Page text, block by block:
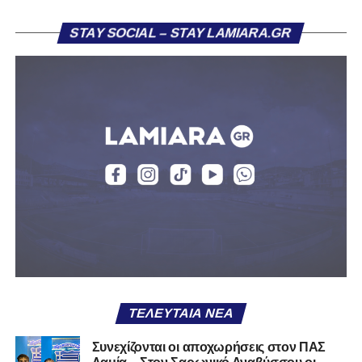
«Ο Α.Ο. Σαρωνικός Αναβύσσου ανακοινώνει την
περσινή σεζόν πραγματοποίησε γεμάτη χρονιά στη Γ’
Στο παρελθόν αγωνίστηκε στην ΑΕΚ Β’, με την οποία
στις 26 Σεπτεμβρίου 2021.
Καλωσορίζουμε τον Βασίλη στην οικογένεια του
STAY SOCIAL – STAY LAMIARA.GR
ΤΕΛΕΥΤΑΊΑ ΝΈΑ
Συνεχίζονται οι αποχωρήσεις στον ΠΑΣ